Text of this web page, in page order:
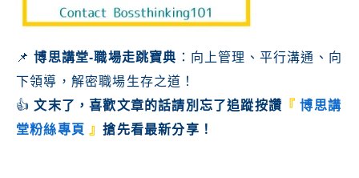
📌博思講堂-職場走跳寶典 ：向上管理、平行溝通、向
下領導，解密職場生存之道！
👍文末了，喜歡文章的話請別忘了追蹤按讚 『 博思講
堂粉絲專頁 』搶先看最新分享！